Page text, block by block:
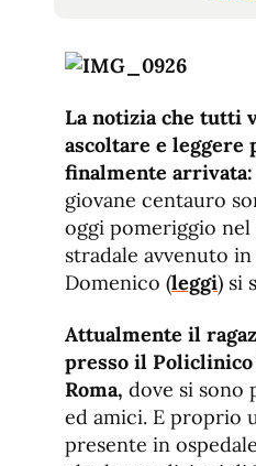
La notizia che tutti
ascoltare e leggere
finalmente arrivata:
giovane centauro
oggi pomeriggio
stradale avvenuto in
Domenico (leggi) si
Attualmente il
presso il
Roma, dove si
ed amici. E proprio
presente in